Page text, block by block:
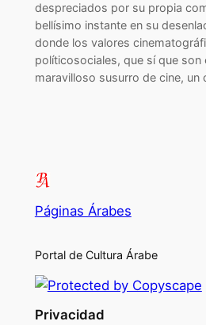
despreciados por su propia
bellísimo instante en su
donde los valores
políticosociales, que sí que
maravilloso susurro de cine,
Páginas Árabes
Portal de Cultura Árabe
Privacidad